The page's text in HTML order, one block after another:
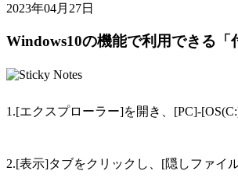
2023年04月27日
Windows10の機能で利用できる
1.[エクスプローラー]を開き、[PC]-
2.[表示]タブをクリックし、[隠しファイ